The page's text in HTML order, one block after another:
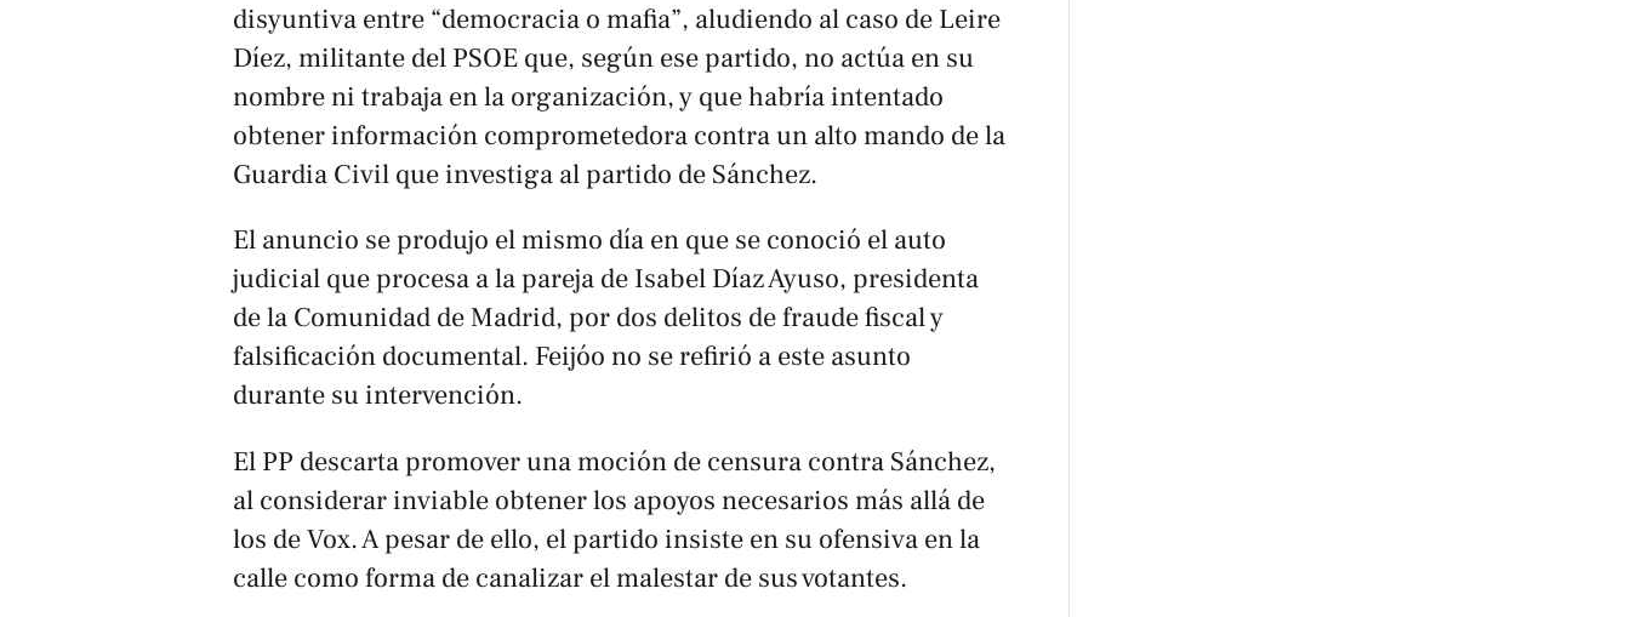
disyuntiva entre “democracia o mafia”, aludiendo al caso de Leire
Díez, militante del PSOE que, según ese partido, no actúa en su
nombre ni trabaja en la organización, y que habría intentado
obtener información comprometedora contra un alto mando de la
Guardia Civil que investiga al partido de Sánchez.
El anuncio se produjo el mismo día en que se conoció el auto
judicial que procesa a la pareja de Isabel Díaz Ayuso, presidenta
de la Comunidad de Madrid, por dos delitos de fraude fiscal y
falsificación documental. Feijóo no se refirió a este asunto
durante su intervención.
El PP descarta promover una moción de censura contra Sánchez,
al considerar inviable obtener los apoyos necesarios más allá de
los de Vox. A pesar de ello, el partido insiste en su ofensiva en la
calle como forma de canalizar el malestar de sus votantes.